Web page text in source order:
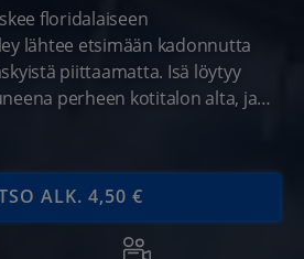
floridalaiseen
lähtee etsimään kadonnutta
piittaamatta. Isä löytyy
perheen kotitalon alta, ja
molemmat jäävät loukkuun.
veden varassa piilee muitakin
ALK. 4,50 €